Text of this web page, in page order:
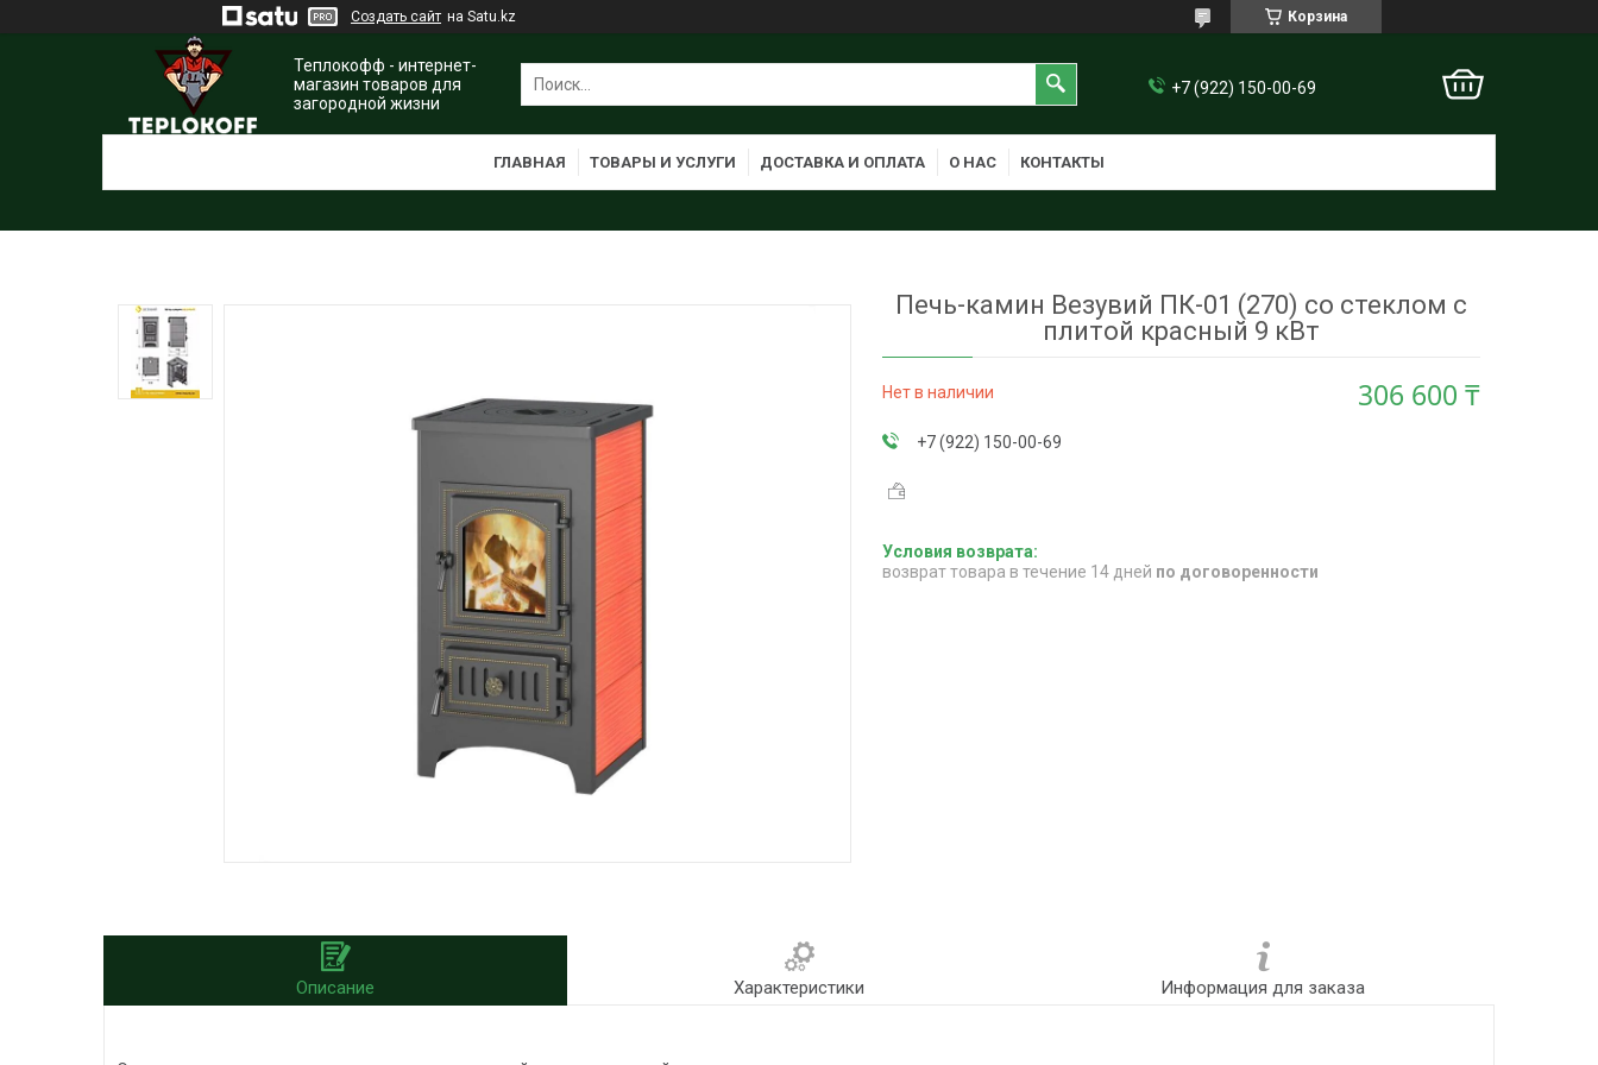
Создать сайт на Satu.kz Корзина
Теплокофф - интернет-
магазин товаров для
загородной жизни
+7 (922) 150-00-69
ГЛАВНАЯ ТОВАРЫ И УСЛУГИ ДОСТАВКА И ОПЛАТА О НАС КОНТАКТЫ
Печь-камин Везувий ПК-01 (270) со стеклом с
плитой красный 9 кВт
Нет в наличии 306 600 ₸
+7 (922) 150-00-69
возврат товара в течение 14 дней по договоренности
Описание Характеристики Информация для заказа